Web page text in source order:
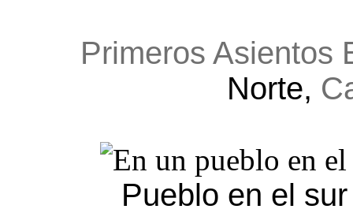
Primeros Asientos
Norte,
Pueblo en el